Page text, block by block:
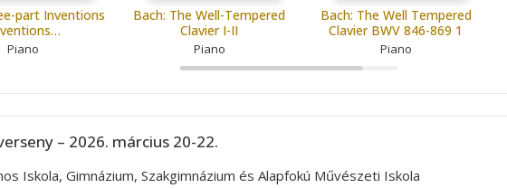
part Inventions
Piano
Bach: The Well-Tempered
Clavier I-II
Piano
Bach: The Well Tempered
Clavier BWV 846-869 1
Piano
– 2026. március 20-22.
Iskola, Gimnázium, Szakgimnázium és Alapfokú Művészeti Iskola